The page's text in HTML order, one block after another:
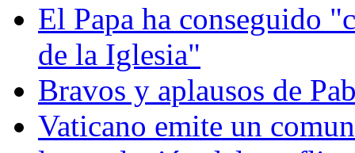
El Papa ha conseguido
de la Iglesia"
Bravos y aplausos de
Vaticano emite un